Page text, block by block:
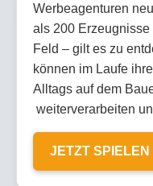
Werbeagenturen
als 200
Feld – gilt es zu
können im Laufe
Alltags auf dem
weiterverarbeiten
JETZT SPIELEN